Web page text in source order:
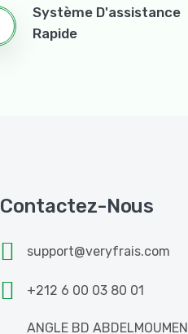
Système D'assistance
Rapide
Contactez-Nous
support@veryfrais.com
+212 6 00 03 80 01
ANGLE BD ABDELMOUMEN